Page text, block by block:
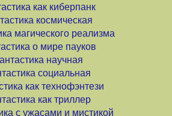
как киберпанк
космическая
магического реализма
о мире пауков
научная
социальная
как технофэнтези
как триллер
с ужасами и мистикой